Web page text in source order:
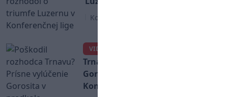
Konferenčná liga
VIDEO
Trnavu? Prísne vylúčenie
Gorosita v predkole
Konferenčnej ligy